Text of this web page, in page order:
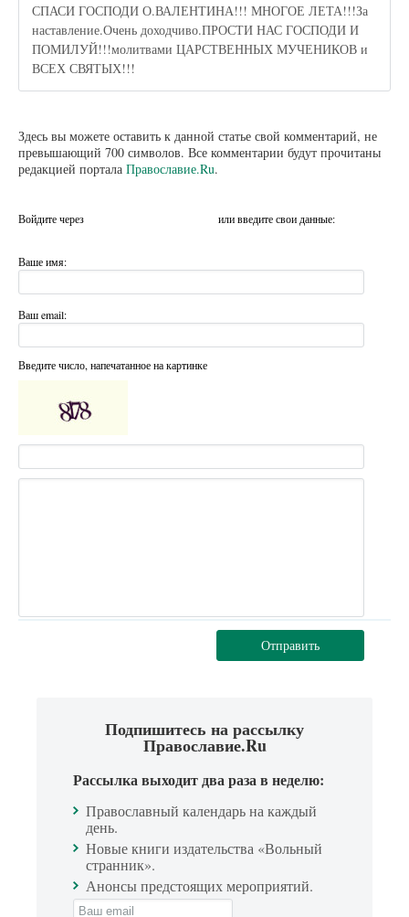
СПАСИ ГОСПОДИ О.ВАЛЕНТИНА!!! МНОГОЕ ЛЕТА!!!За
наставление.Очень доходчиво.ПРОСТИ НАС ГОСПОДИ И
ПОМИЛУЙ!!!молитвами ЦАРСТВЕННЫХ МУЧЕНИКОВ и
ВСЕХ СВЯТЫХ!!!
Здесь вы можете оставить к данной статье свой комментарий, не
превышающий 700 символов. Все комментарии будут прочитаны
редакцией портала Православие.Ru.
Войдите через или введите свои данные:
Ваше имя:
Ваш email:
Введите число, напечатанное на картинке
Отправить
Подпишитесь на рассылку
Православие.Ru
Рассылка выходит два раза в неделю:
Православный календарь на каждый
день.
Новые книги издательства «Вольный
странник».
Анонсы предстоящих мероприятий.